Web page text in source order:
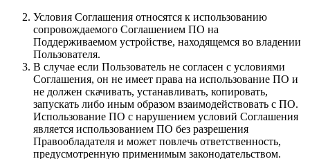
Условия Соглашения относятся к использованию
сопровождаемого Соглашением ПО на
Поддерживаемом устройстве, находящемся во владении
Пользователя.
В случае если Пользователь не согласен с условиями
Соглашения, он не имеет права на использование ПО и
не должен скачивать, устанавливать, копировать,
запускать либо иным образом взаимодействовать с ПО.
Использование ПО с нарушением условий Соглашения
является использованием ПО без разрешения
Правообладателя и может повлечь ответственность,
предусмотренную применимым законодательством.